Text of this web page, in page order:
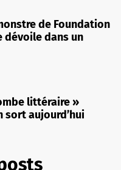
de Foundation
dévoile dans un
littéraire »
sort aujourd’hui